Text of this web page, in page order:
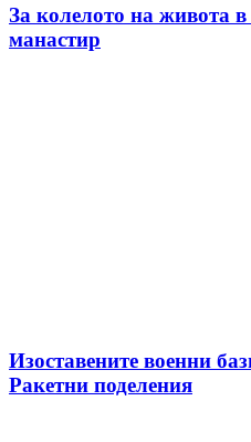
За колелото на живота
манастир
Изоставените военни
Ракетни поделения